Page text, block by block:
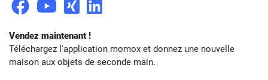
Vendez maintenant !
Téléchargez l'application momox et donnez une nouvelle
maison aux objets de seconde main.